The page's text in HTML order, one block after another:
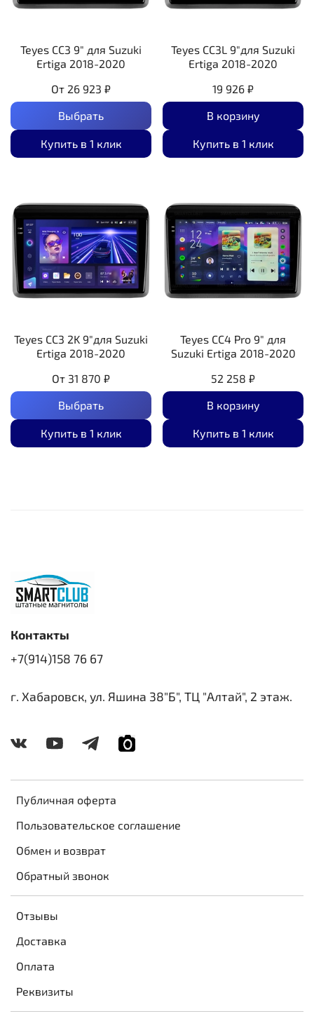
Teyes CC3 9" для Suzuki
Ertiga 2018-2020
От 26 923 ₽
Выбрать
Купить в 1 клик
Teyes CC3L 9"для Suzuki
Ertiga 2018-2020
19 926 ₽
В корзину
Купить в 1 клик
Teyes CC3 2K 9"для Suzuki
Ertiga 2018-2020
От 31 870 ₽
Выбрать
Купить в 1 клик
Teyes CC4 Pro 9" для
Suzuki Ertiga 2018-2020
52 258 ₽
В корзину
Купить в 1 клик
Публичная оферта
Пользовательское соглашение
Обмен и возврат
Обратный звонок
Отзывы
Доставка
Оплата
Реквизиты
Контакты
+7(914)158 76 67
г. Хабаровск, ул. Яшина 38"Б", ТЦ "Алтай", 2 этаж.